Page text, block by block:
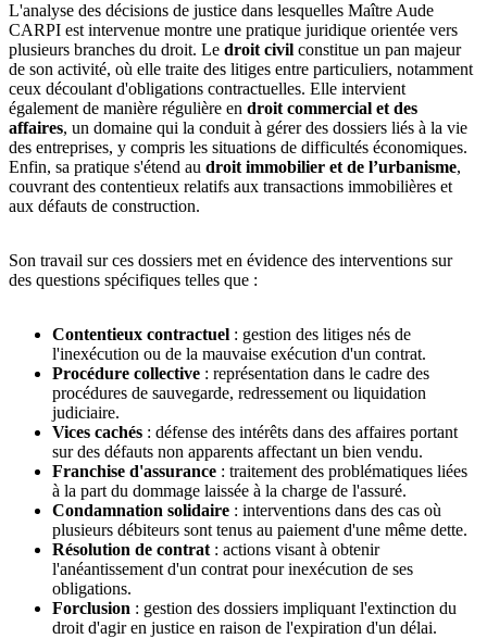
L'analyse des décisions de justice dans lesquelles Maître Aude
CARPI est intervenue montre une pratique juridique orientée vers
plusieurs branches du droit. Le droit civil constitue un pan majeur
de son activité, où elle traite des litiges entre particuliers, notamment
ceux découlant d'obligations contractuelles. Elle intervient
également de manière régulière en droit commercial et des
affaires, un domaine qui la conduit à gérer des dossiers liés à la vie
des entreprises, y compris les situations de difficultés économiques.
Enfin, sa pratique s'étend au droit immobilier et de l’urbanisme,
couvrant des contentieux relatifs aux transactions immobilières et
aux défauts de construction.
Son travail sur ces dossiers met en évidence des interventions sur
des questions spécifiques telles que :
Contentieux contractuel : gestion des litiges nés de
l'inexécution ou de la mauvaise exécution d'un contrat.
Procédure collective : représentation dans le cadre des
procédures de sauvegarde, redressement ou liquidation
judiciaire.
Vices cachés : défense des intérêts dans des affaires portant
sur des défauts non apparents affectant un bien vendu.
Franchise d'assurance : traitement des problématiques liées
à la part du dommage laissée à la charge de l'assuré.
Condamnation solidaire : interventions dans des cas où
plusieurs débiteurs sont tenus au paiement d'une même dette.
Résolution de contrat: actions visant à obtenir
l'anéantissement d'un contrat pour inexécution de ses
obligations.
Forclusion : gestion des dossiers impliquant l'extinction du
droit d'agir en justice en raison de l'expiration d'un délai.